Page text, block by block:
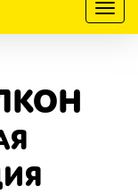
Меню